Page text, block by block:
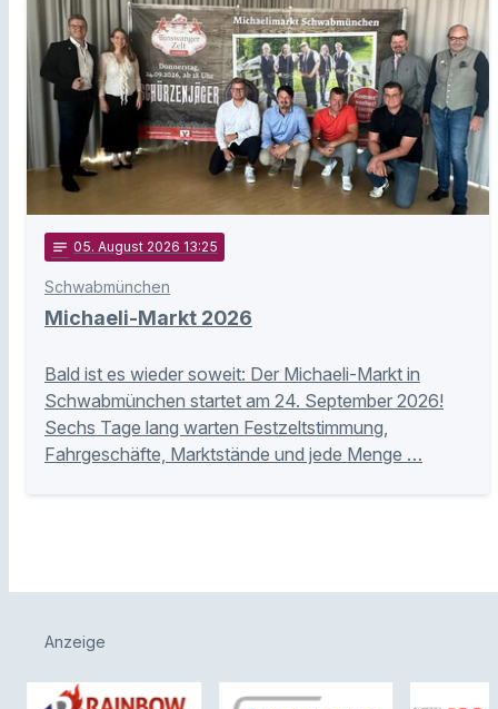
notes 05. August 2026 13:25
Schwabmünchen
Michaeli-Markt 2026
Bald ist es wieder soweit: Der Michaeli-Markt in
Schwabmünchen startet am 24. September 2026!
Sechs Tage lang warten Festzeltstimmung,
Fahrgeschäfte, Marktstände und jede Menge …
Anzeige